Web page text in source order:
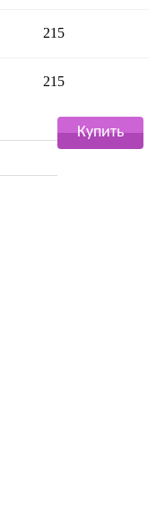
215
215
Купить